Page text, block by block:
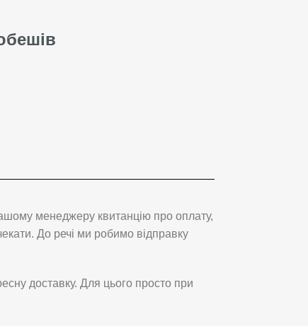
менеджеру квитанцію про оплату,
До речі ми робимо відправку
доставку. Для цього просто при